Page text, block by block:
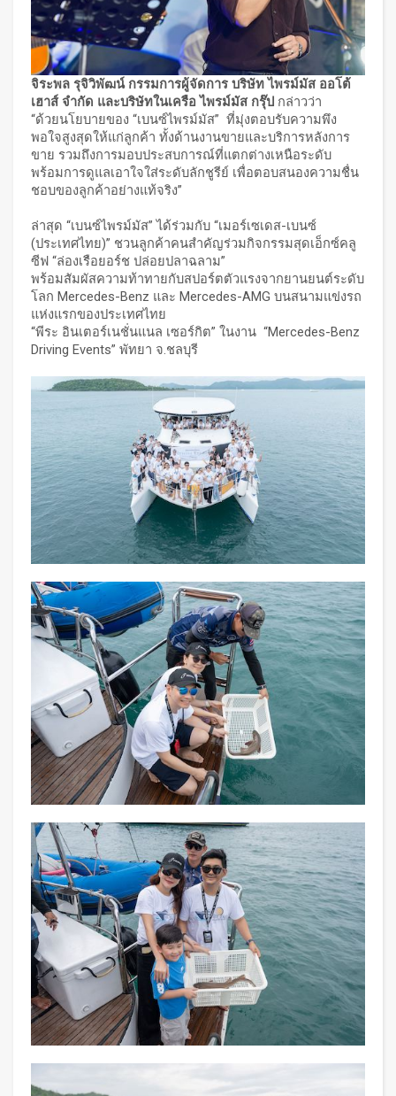
จิระพล รุจิวิพัฒน์ กรรมการผู้จัดการ บริษัท ไพรม์มัส ออโต้
เฮาส์ จำกัด และบริษัทในเครือ ไพรม์มัส กรุ๊ป กล่าวว่า
“ด้วยนโยบายของ “เบนซ์ไพรม์มัส” ที่มุ่งตอบรับความพึง
พอใจสูงสุดให้แก่ลูกค้า ทั้งด้านงานขายและบริการหลังการ
ขาย รวมถึงการมอบประสบการณ์ที่แตกต่างเหนือระดับ
พร้อมการดูแลเอาใจใส่ระดับลักชูรีย์ เพื่อตอบสนองความชื่น
ชอบของลูกค้าอย่างแท้จริง”
ล่าสุด “เบนซ์ไพรม์มัส” ได้ร่วมกับ “เมอร์เซเดส-เบนซ์
(ประเทศไทย)” ชวนลูกค้าคนสำคัญร่วมกิจกรรมสุดเอ็กซ์คลู
ซีฟ “ล่องเรือยอร์ช ปล่อยปลาฉลาม”
พร้อมสัมผัสความท้าทายกับสปอร์ตตัวแรงจากยานยนต์ระดับ
โลก Mercedes-Benz และ Mercedes-AMG บนสนามแข่งรถ
แห่งแรกของประเทศไทย
“พีระ อินเตอร์เนชั่นแนล เซอร์กิต” ในงาน “Mercedes-Benz
Driving Events” พัทยา จ.ชลบุรี